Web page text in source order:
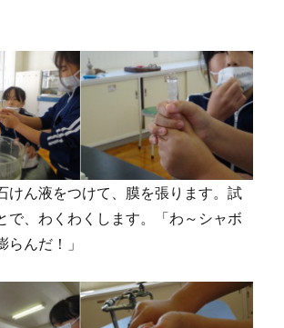
けん液をつけて、膜を張ります。試
で、わくわくします。「わ～シャボ
らんだ！」